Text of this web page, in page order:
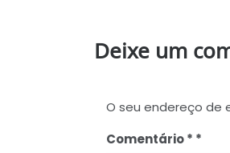
Deixe um
O seu endereço de
Comentário*